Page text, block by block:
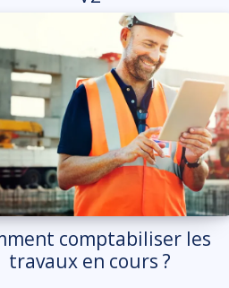
comptabiliser les
travaux en cours ?